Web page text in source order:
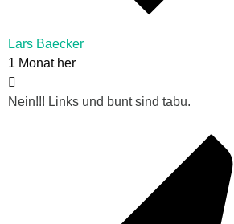
Lars Baecker
1 Monat her
Nein!!! Links und bunt sind tabu.